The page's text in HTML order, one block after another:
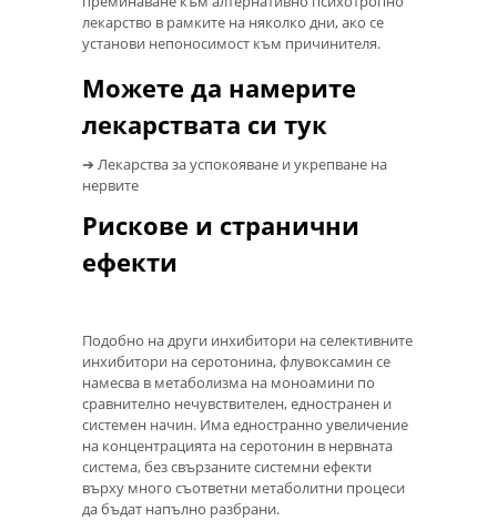
лекарство в рамките на няколко дни, ако се
установи непоносимост към причинителя.
Можете да намерите
лекарствата си тук
➔ Лекарства за успокояване и укрепване на
нервите
Рискове и странични
ефекти
Подобно на други инхибитори на селективните
инхибитори на серотонина, флувоксамин се
намесва в метаболизма на моноамини по
сравнително нечувствителен, едностранен и
системен начин. Има едностранно увеличение
на концентрацията на серотонин в нервната
система, без свързаните системни ефекти
върху много съответни метаболитни процеси
да бъдат напълно разбрани.